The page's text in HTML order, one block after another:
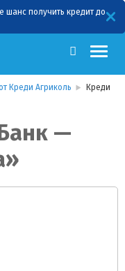
шанс получить кредит до
RU UA
Креди Агриколь
Креди
—